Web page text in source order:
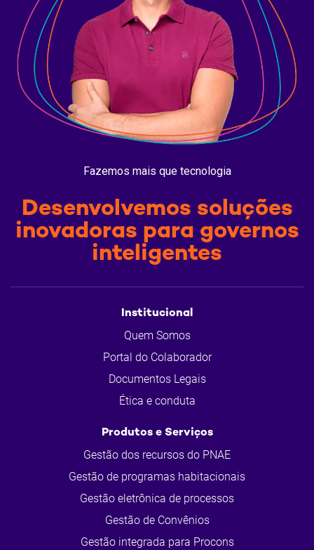
Fazemos mais que tecnologia
Desenvolvemos soluções
inovadoras para governos
inteligentes
Institucional
Quem Somos
Portal do Colaborador
Documentos Legais
Ética e conduta
Produtos e Serviços
Gestão dos recursos do PNAE
Gestão de programas habitacionais
Gestão eletrônica de processos
Gestão de Convênios
Gestão integrada para Procons